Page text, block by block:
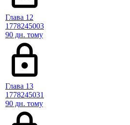
Глава 12
1778245003
90 дн. тому
Глава 13
1778245031
90 дн. тому